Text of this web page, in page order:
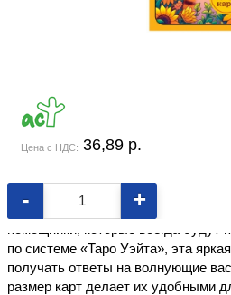
Цена с НДС: 36,89 p.
- +
Уютное «Таро с котиками» — это
помощники, которые всегда будут
по системе «Таро Уэйта», эта
получать ответы на волнующие
размер карт делает их удобными